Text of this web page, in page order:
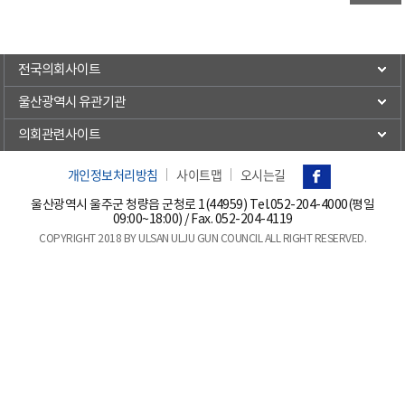
전국의회사이트
울산광역시 유관기관
의회관련사이트
개인정보처리방침 사이트맵 오시는길
울산광역시 울주군 청량읍 군청로 1(44959) Tel.052-204-4000(평일
09:00~18:00) / Fax. 052-204-4119
COPYRIGHT 2018 BY ULSAN ULJU GUN COUNCIL ALL RIGHT RESERVED.